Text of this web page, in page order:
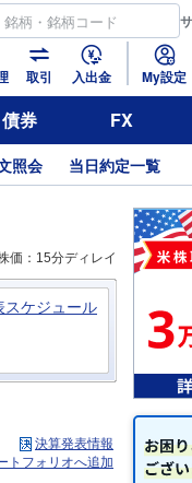
取引 入出金 My設定
債券 FX
照会 当日約定一覧
価：15分ディレイ
スケジュール
決算発表情報
トフォリオへ追加